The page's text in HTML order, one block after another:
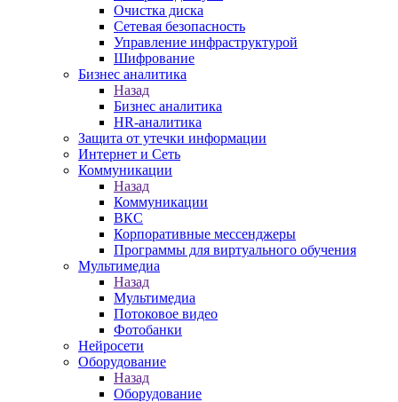
Очистка диска
Сетевая безопасность
Управление инфраструктурой
Шифрование
Бизнес аналитика
Назад
Бизнес аналитика
HR-аналитика
Защита от утечки информации
Интернет и Сеть
Коммуникации
Назад
Коммуникации
ВКС
Корпоративные мессенджеры
Программы для виртуального обучения
Мультимедиа
Назад
Мультимедиа
Потоковое видео
Фотобанки
Нейросети
Оборудование
Назад
Оборудование